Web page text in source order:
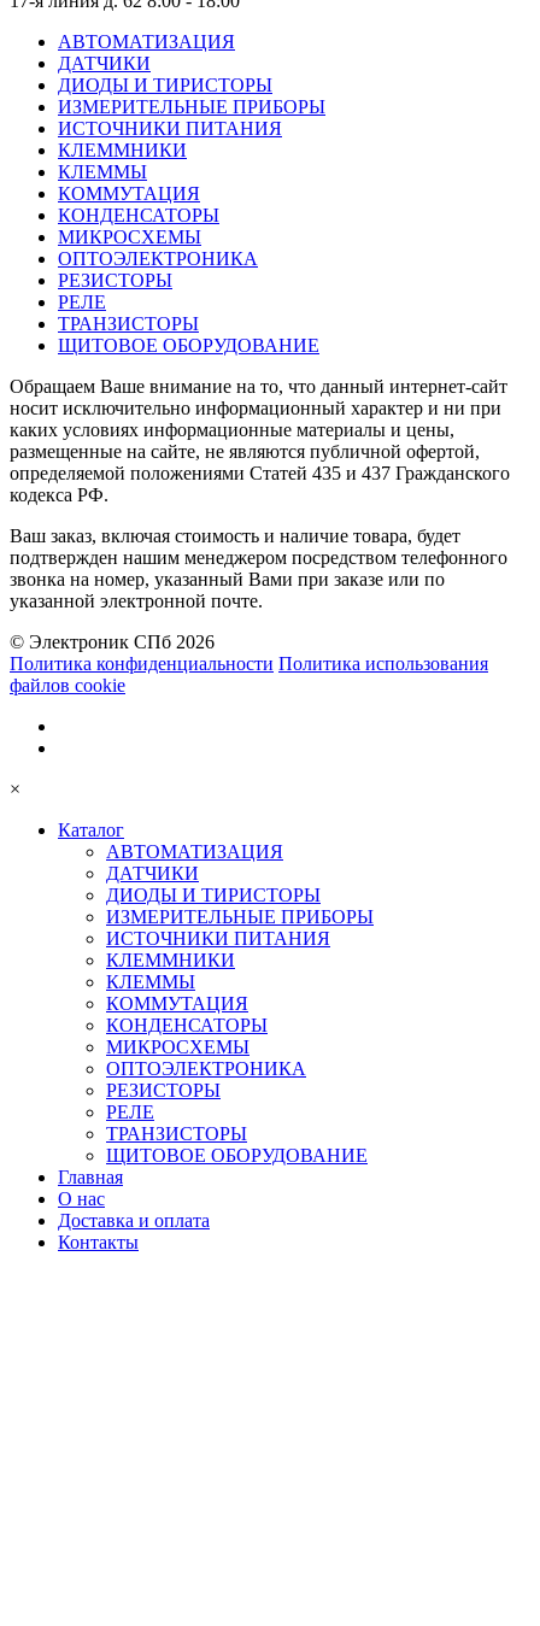
АВТОМАТИЗАЦИЯ
ДАТЧИКИ
ДИОДЫ И ТИРИСТОРЫ
ИЗМЕРИТЕЛЬНЫЕ ПРИБОРЫ
ИСТОЧНИКИ ПИТАНИЯ
КЛЕММНИКИ
КЛЕММЫ
КОММУТАЦИЯ
КОНДЕНСАТОРЫ
МИКРОСХЕМЫ
ОПТОЭЛЕКТРОНИКА
РЕЗИСТОРЫ
РЕЛЕ
ТРАНЗИСТОРЫ
ЩИТОВОЕ ОБОРУДОВАНИЕ
Обращаем Ваше внимание на то, что данный интернет-сайт
носит исключительно информационный характер и ни при
каких условиях информационные материалы и цены,
размещенные на сайте, не являются публичной офертой,
определяемой положениями Статей 435 и 437 Гражданского
кодекса РФ.
Ваш заказ, включая стоимость и наличие товара, будет
подтвержден нашим менеджером посредством телефонного
звонка на номер, указанный Вами при заказе или по
указанной электронной почте.
© Электроник СПб 2026
Политика конфиденциальности Политика использования
файлов cookie
×
Каталог
АВТОМАТИЗАЦИЯ
ДАТЧИКИ
ДИОДЫ И ТИРИСТОРЫ
ИЗМЕРИТЕЛЬНЫЕ ПРИБОРЫ
ИСТОЧНИКИ ПИТАНИЯ
КЛЕММНИКИ
КЛЕММЫ
КОММУТАЦИЯ
КОНДЕНСАТОРЫ
МИКРОСХЕМЫ
ОПТОЭЛЕКТРОНИКА
РЕЗИСТОРЫ
РЕЛЕ
ТРАНЗИСТОРЫ
ЩИТОВОЕ ОБОРУДОВАНИЕ
Главная
О нас
Доставка и оплата
Контакты